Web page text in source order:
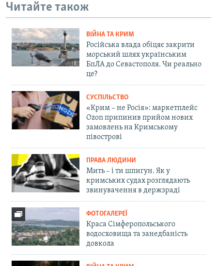
Читайте також
ВІЙНА ТА КРИМ
Російська влада обіцяє закрити
морський шлях українським
БпЛА до Севастополя. Чи реально
це?
СУСПІЛЬСТВО
«Крим – не Росія»: маркетплейс
Ozon припинив прийом нових
замовлень на Кримському
півострові
ПРАВА ЛЮДИНИ
Мить – і ти шпигун. Як у
кримських судах розглядають
звинувачення в держзраді
ФОТОГАЛЕРЕЇ
Краса Сімферопольського
водосховища та занедбаність
довкола